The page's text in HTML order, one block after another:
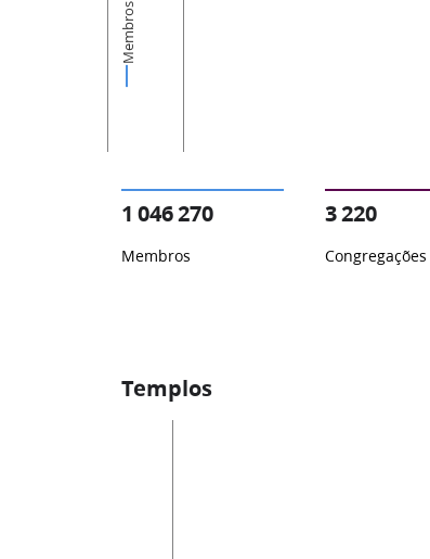
Membros
1 046 270
Membros
3 220
Congregações
Templos